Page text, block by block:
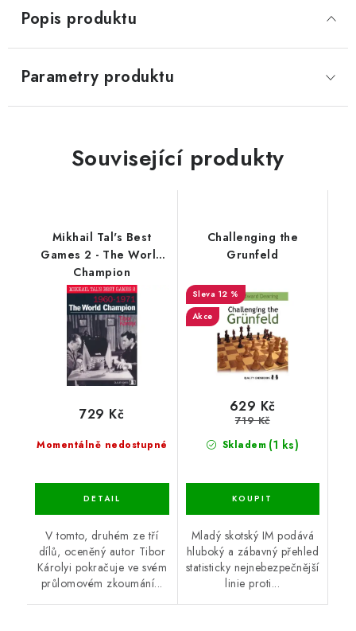
Popis produktu
Parametry produktu
Související produkty
Mikhail Tal's Best
Games 2 - The World
Champion
Momentálně nedostupné
729 Kč
V tomto, druhém ze tří
dílů, oceněný autor Tibor
Károlyi pokračuje ve svém
průlomovém zkoumání...
Challenging the
Grunfeld
12 %
Akce
Skladem (1 ks)
629 Kč
719 Kč
Mladý skotský IM podává
hluboký a zábavný přehled
statisticky nejnebezpečnější
linie proti...